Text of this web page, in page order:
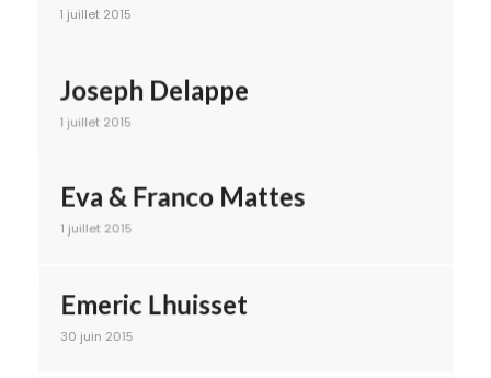
1 juillet 2015
Joseph Delappe
1 juillet 2015
Eva & Franco Mattes
1 juillet 2015
Emeric Lhuisset
30 juin 2015